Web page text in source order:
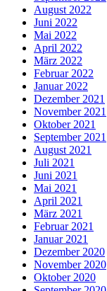
August 2022
Juni 2022
Mai 2022
April 2022
März 2022
Februar 2022
Januar 2022
Dezember 2021
November 2021
Oktober 2021
September 2021
August 2021
Juli 2021
Juni 2021
Mai 2021
April 2021
März 2021
Februar 2021
Januar 2021
Dezember 2020
November 2020
Oktober 2020